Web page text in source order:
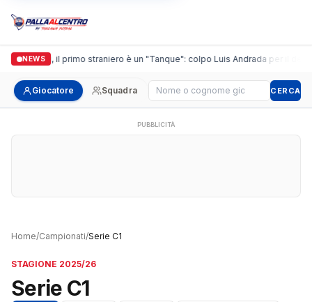
NEWS
Casalguidi, il primo straniero è un "Tanque": colpo Luis Andrada per il
Giocatore Squadra Cerca giocatore CERCA
PUBBLICITÀ
Home/Campionati/Serie C1
STAGIONE 2025/26
Serie C1